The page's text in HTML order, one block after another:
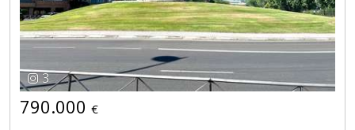
3
790.000 €